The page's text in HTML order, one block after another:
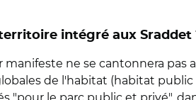
intégré aux Sraddet
ne se cantonnera pas
de l'habitat (habitat